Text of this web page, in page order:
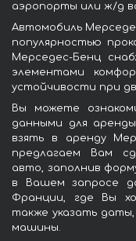
аэропорты или ж/д
Автомобиль
популярностью
Мерседес-Бенц
элементами
устойчивости при
Вы можете
данными для
взять в аренду
предлагаем Вам
авто, заполнив
в Вашем запросе
Франции, где Вы
также указать
машины.